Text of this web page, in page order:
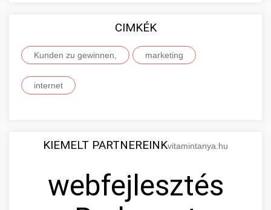
CIMKÉK
Kunden zu gewinnen, marketing
internet
KIEMELT PARTNEREINKvitamintanya.hu
webfejlesztés